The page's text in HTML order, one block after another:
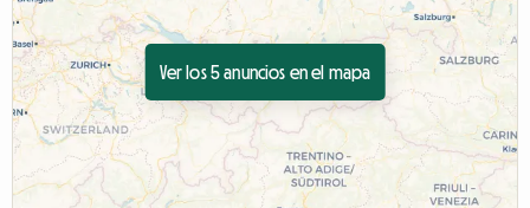
Ver los 5 anuncios en el mapa